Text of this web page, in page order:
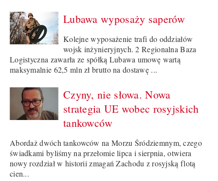
Lubawa wyposaży saperów
Kolejne wyposażenie trafi do oddziałów
wojsk inżynieryjnych. 2 Regionalna Baza
Logistyczna zawarła ze spółką Lubawa umowę wartą
maksymalnie 62,5 mln zł brutto na dostawę ...
Czyny, nie słowa. Nowa
strategia UE wobec rosyjskich
tankowców
Abordaż dwóch tankowców na Morzu Śródziemnym, czego
świadkami byliśmy na przełomie lipca i sierpnia, otwiera
nowy rozdział w historii zmagań Zachodu z rosyjską flotą
cien...